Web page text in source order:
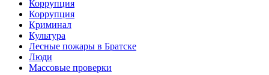
Коррупция
Коррупция
Криминал
Культура
Лесные пожары в Братске
Люди
Массовые проверки